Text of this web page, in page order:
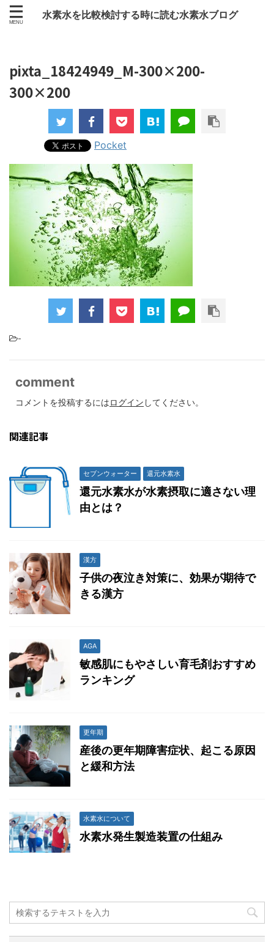
水素水を比較検討する時に読む水素水ブログ
pixta_18424949_M-300×200-
300×200
Pocket
-
comment
コメントを投稿するにはログイン してください。
関連記事
セブンウォーター 還元水素水
還元水素水が水素摂取に適さない理
由とは？
漢方
子供の夜泣き対策に、効果が期待で
きる漢方
AGA
敏感肌にもやさしい育毛剤おすすめ
ランキング
更年期
産後の更年期障害症状、起こる原因
と緩和方法
水素水について
水素水発生製造装置の仕組み